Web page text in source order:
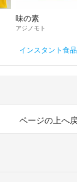
味の素
アジノモト
インスタント食
ページの上へ